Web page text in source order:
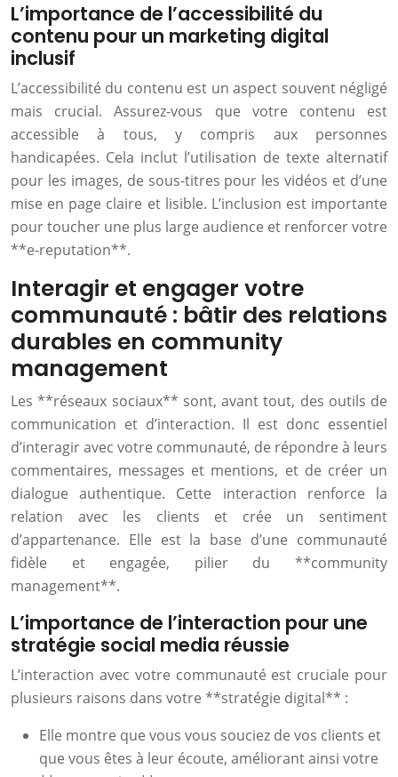
L’importance de l’accessibilité du
contenu pour un marketing digital
inclusif
L’accessibilité du contenu est un aspect souvent négligé
mais crucial. Assurez-vous que votre contenu est
accessible à tous, y compris aux personnes
handicapées. Cela inclut l’utilisation de texte alternatif
pour les images, de sous-titres pour les vidéos et d’une
mise en page claire et lisible. L’inclusion est importante
pour toucher une plus large audience et renforcer votre
**e-reputation**.
Interagir et engager votre
communauté : bâtir des relations
durables en community
management
Les **réseaux sociaux** sont, avant tout, des outils de
communication et d’interaction. Il est donc essentiel
d’interagir avec votre communauté, de répondre à leurs
commentaires, messages et mentions, et de créer un
dialogue authentique. Cette interaction renforce la
relation avec les clients et crée un sentiment
d’appartenance. Elle est la base d’une communauté
fidèle et engagée, pilier du **community
management**.
L’importance de l’interaction pour une
stratégie social media réussie
L’interaction avec votre communauté est cruciale pour
plusieurs raisons dans votre **stratégie digital** :
Elle montre que vous vous souciez de vos clients et
que vous êtes à leur écoute, améliorant ainsi votre